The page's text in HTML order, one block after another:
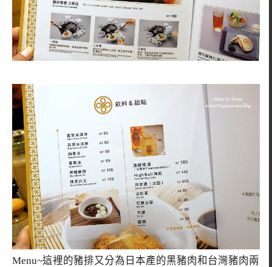
Menu~這裡的豬排又分為日本產的黑豬肉和台灣豬肉兩